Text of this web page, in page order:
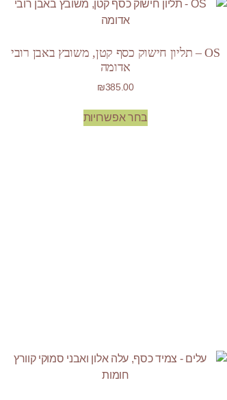
OS – תליון חישוק כסף קטן, משובץ באבן רובי
אדומה
₪385.00
בחר אפשרויות